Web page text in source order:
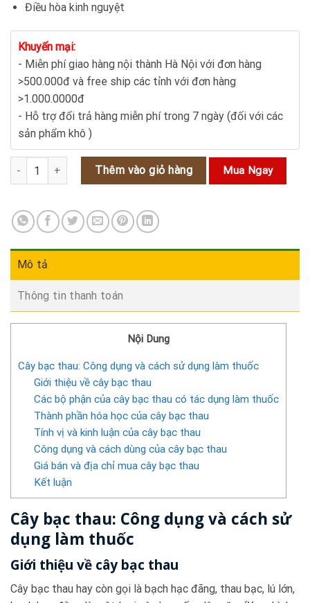
Điều hòa kinh nguyệt
Khuyến mại:
- Miễn phí giao hàng nội thành Hà Nội với đơn hàng
>500.000đ và free ship các tỉnh với đơn hàng
>1.000.0000đ
- Hỗ trợ đổi trả hàng miễn phí trong 7 ngày (đối với các
sản phẩm khô )
Cây bạc thau: Công dụng và cách sử dụng làm thuốc số lượng
Thêm vào giỏ hàng Mua Ngay
Mô tả
Thông tin thanh toán
Nội Dung
Cây bạc thau: Công dụng và cách sử dụng làm thuốc
Giới thiệu về cây bạc thau
Các bộ phận của cây bạc thau có tác dụng làm thuốc
Thành phần hóa học của cây bạc thau
Tính vị và kinh luận của cây bạc thau
Công dụng và cách dùng của cây bạc thau
Giá bán và địa chỉ mua cây bạc thau
Kết luận
Cây bạc thau: Công dụng và cách sử
dụng làm thuốc
Giới thiệu về cây bạc thau
Cây bạc thau hay còn gọi là bạch hạc đãng, thau bạc, lú lớn,